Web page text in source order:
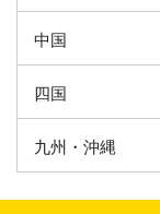
中国
四国
九州・沖縄